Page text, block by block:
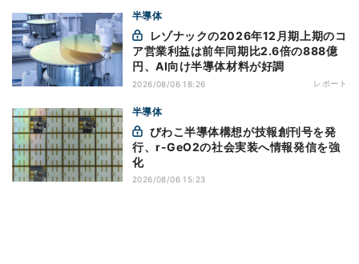
半導体
ア営業利益は前年同期比2.6倍の888億
円、AI向け半導体材料が好調
2026/08/06 18:26 レポート
半導体
行、r-GeO2の社会実装へ情報発信を強
化
2026/08/06 15:23